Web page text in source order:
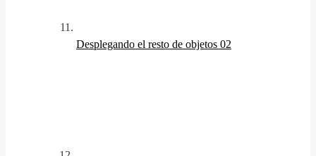
Desplegando el resto de objetos 02